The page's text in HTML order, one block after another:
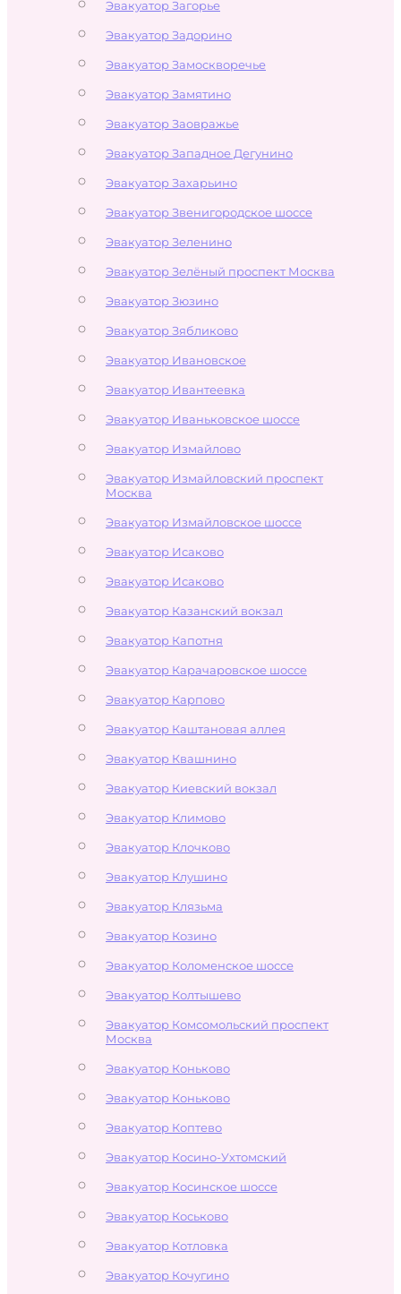
Эвакуатор Загорье
Эвакуатор Задорино
Эвакуатор Замоскворечье
Эвакуатор Замятино
Эвакуатор Заовражье
Эвакуатор Западное Дегунино
Эвакуатор Захарьино
Эвакуатор Звенигородское шоссе
Эвакуатор Зеленино
Эвакуатор Зелёный проспект Москва
Эвакуатор Зюзино
Эвакуатор Зябликово
Эвакуатор Ивановское
Эвакуатор Ивантеевка
Эвакуатор Иваньковское шоссе
Эвакуатор Измайлово
Эвакуатор Измайловский проспект
Москва
Эвакуатор Измайловское шоссе
Эвакуатор Исаково
Эвакуатор Исаково
Эвакуатор Казанский вокзал
Эвакуатор Капотня
Эвакуатор Карачаровское шоссе
Эвакуатор Карпово
Эвакуатор Каштановая аллея
Эвакуатор Квашнино
Эвакуатор Киевский вокзал
Эвакуатор Климово
Эвакуатор Клочково
Эвакуатор Клушино
Эвакуатор Клязьма
Эвакуатор Козино
Эвакуатор Коломенское шоссе
Эвакуатор Колтышево
Эвакуатор Комсомольский проспект
Москва
Эвакуатор Коньково
Эвакуатор Коньково
Эвакуатор Коптево
Эвакуатор Косино-Ухтомский
Эвакуатор Косинское шоссе
Эвакуатор Коськово
Эвакуатор Котловка
Эвакуатор Кочугино